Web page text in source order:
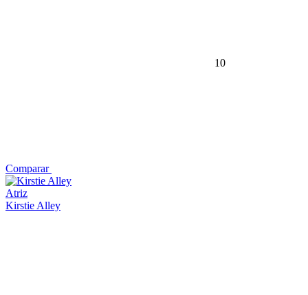
10
Comparar
Atriz
Kirstie Alley